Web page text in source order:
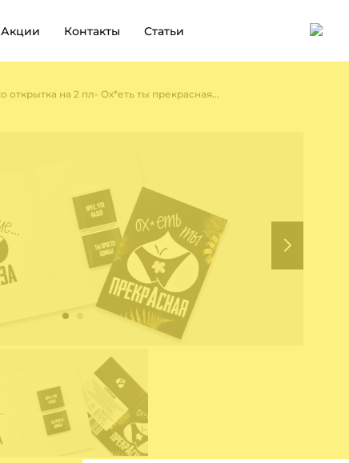
Акции Контакты Статьи
Шоко открытка на 2 пл- Ох*еть ты прекрасная. Ух какие глаза.